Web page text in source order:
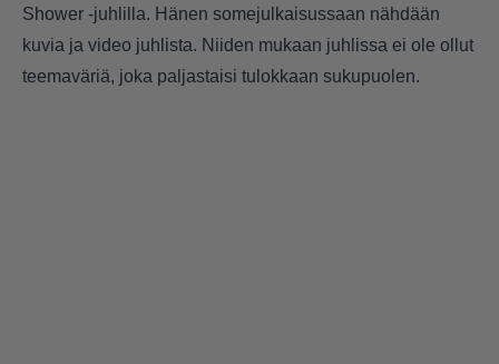
Shower -juhlilla. Hänen somejulkaisussaan nähdään
kuvia ja video juhlista. Niiden mukaan juhlissa ei ole ollut
teemaväriä, joka paljastaisi tulokkaan sukupuolen.